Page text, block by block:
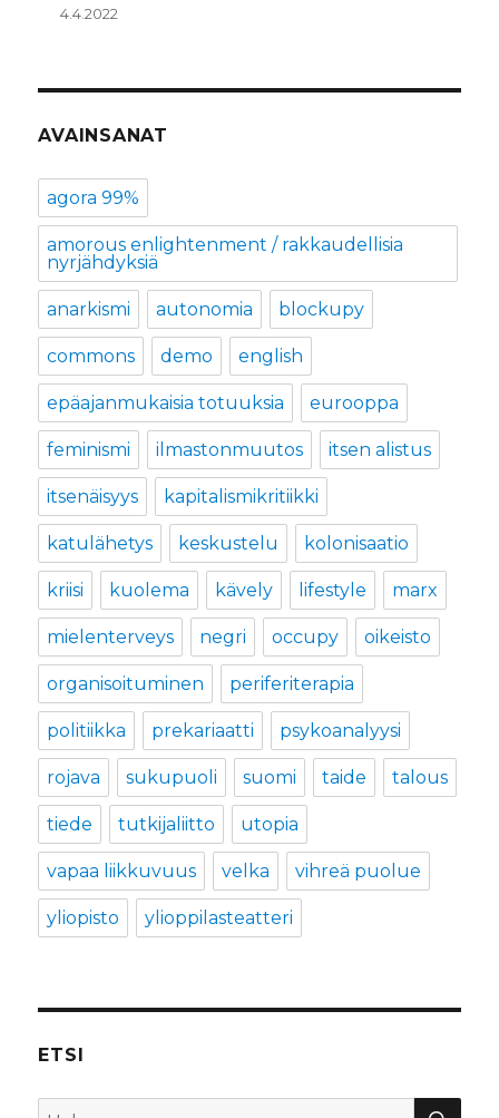
4.4.2022
AVAINSANAT
agora 99%
amorous enlightenment / rakkaudellisia
nyrjähdyksiä
anarkismi autonomia blockupy
commons demo english
epäajanmukaisia totuuksia eurooppa
feminismi ilmastonmuutos itsen alistus
itsenäisyys kapitalismikritiikki
katulähetys keskustelu kolonisaatio
kriisi kuolema kävely lifestyle marx
mielenterveys negri occupy oikeisto
organisoituminen periferiterapia
politiikka prekariaatti psykoanalyysi
rojava sukupuoli suomi taide talous
tiede tutkijaliitto utopia
vapaa liikkuvuus velka vihreä puolue
yliopisto ylioppilasteatteri
ETSI